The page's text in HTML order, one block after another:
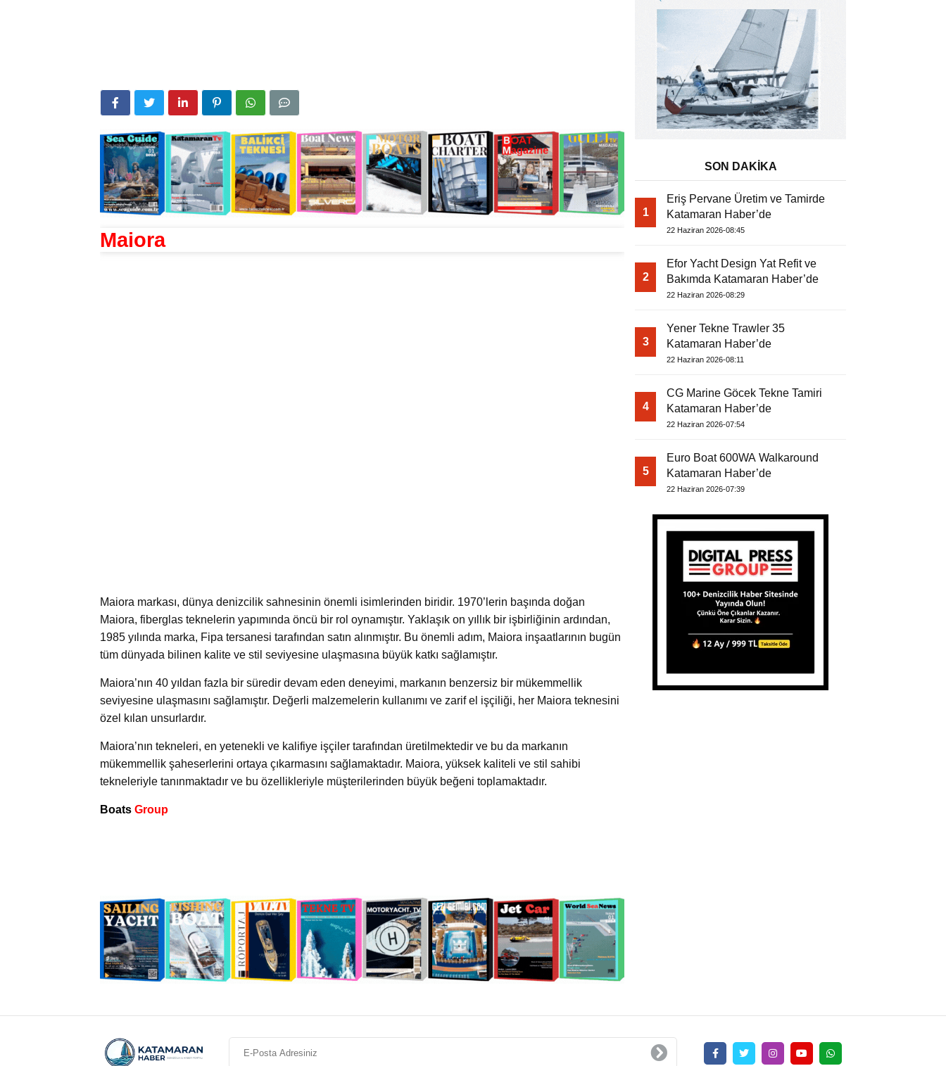
Maiora
Maiora markası, dünya denizcilik sahnesinin önemli isimlerinden biridir. 1970’lerin başında doğan
Maiora, fiberglas teknelerin yapımında öncü bir rol oynamıştır. Yaklaşık on yıllık bir işbirliğinin ardından,
1985 yılında marka, Fipa tersanesi tarafından satın alınmıştır. Bu önemli adım, Maiora inşaatlarının bugün
tüm dünyada bilinen kalite ve stil seviyesine ulaşmasına büyük katkı sağlamıştır.
Maiora’nın 40 yıldan fazla bir süredir devam eden deneyimi, markanın benzersiz bir mükemmellik
seviyesine ulaşmasını sağlamıştır. Değerli malzemelerin kullanımı ve zarif el işçiliği, her Maiora teknesini
özel kılan unsurlardır.
Maiora’nın tekneleri, en yetenekli ve kalifiye işçiler tarafından üretilmektedir ve bu da markanın
mükemmellik şaheserlerini ortaya çıkarmasını sağlamaktadır. Maiora, yüksek kaliteli ve stil sahibi
tekneleriyle tanınmaktadır ve bu özellikleriyle müşterilerinden büyük beğeni toplamaktadır.
Boats Group
SON DAKİKA
1
Eriş Pervane Üretim ve Tamirde
Katamaran Haber’de
22 Haziran 2026-08:45
2
Efor Yacht Design Yat Refit ve
Bakımda Katamaran Haber’de
22 Haziran 2026-08:29
3
Yener Tekne Trawler 35
Katamaran Haber’de
22 Haziran 2026-08:11
4
CG Marine Göcek Tekne Tamiri
Katamaran Haber’de
22 Haziran 2026-07:54
5
Euro Boat 600WA Walkaround
Katamaran Haber’de
22 Haziran 2026-07:39